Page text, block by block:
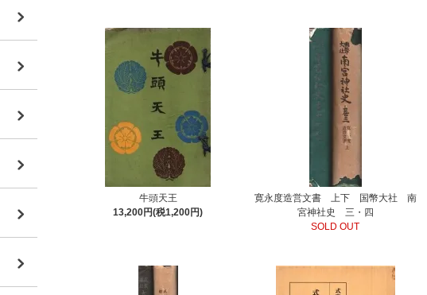
牛頭天王
13,200円(税1,200円)
寛永度造営文書 上下 国幣大社 南
宮神社史 三・四
SOLD OUT